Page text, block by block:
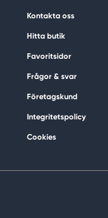
Kontakta oss
Hitta butik
Favoritsidor
Frågor & svar
Företagskund
Integritetspolicy
Cookies